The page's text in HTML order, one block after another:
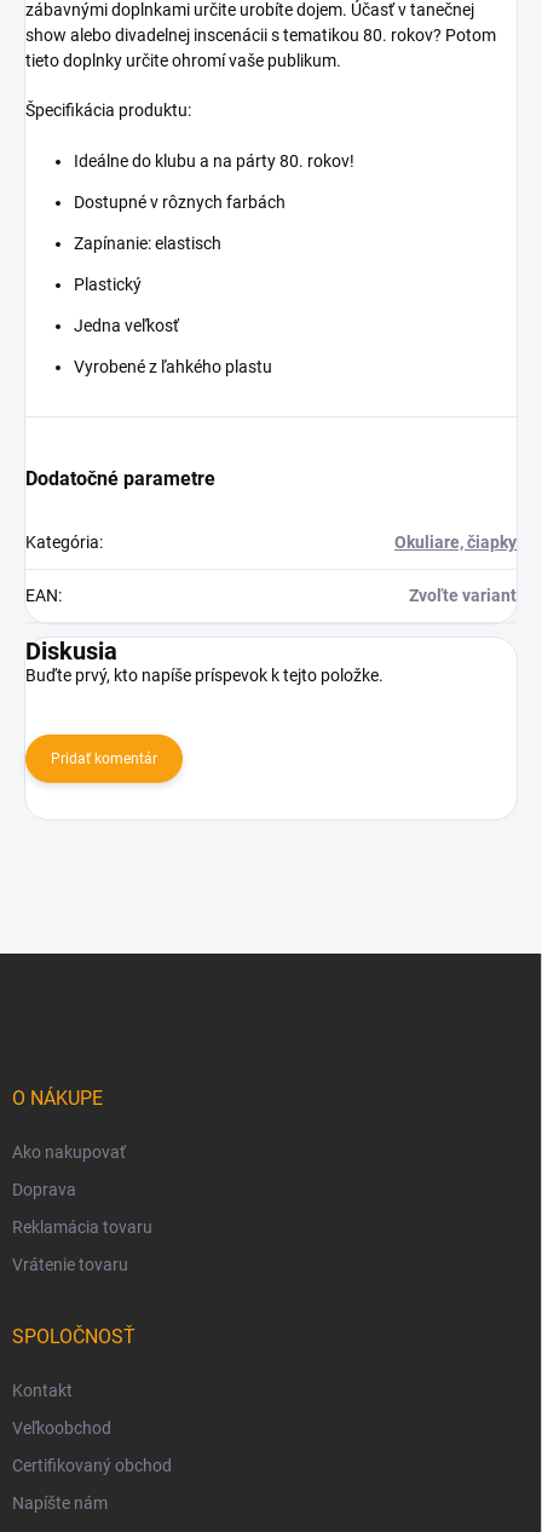
zábavnými doplnkami určite urobíte dojem. Účasť v tanečnej
show alebo divadelnej inscenácii s tematikou 80. rokov? Potom
tieto doplnky určite ohromí vaše publikum.
Špecifikácia produktu:
Ideálne do klubu a na párty 80. rokov!
Dostupné v rôznych farbách
Zapínanie: elastisch
Plastický
Jedna veľkosť
Vyrobené z ľahkého plastu
Dodatočné parametre
Kategória: Okuliare, čiapky
EAN: Zvoľte variant
Diskusia
Buďte prvý, kto napíše príspevok k tejto položke.
Pridať komentár
O NÁKUPE
Ako nakupovať
Doprava
Reklamácia tovaru
Vrátenie tovaru
SPOLOČNOSŤ
Kontakt
Veľkoobchod
Certifikovaný obchod
Napíšte nám